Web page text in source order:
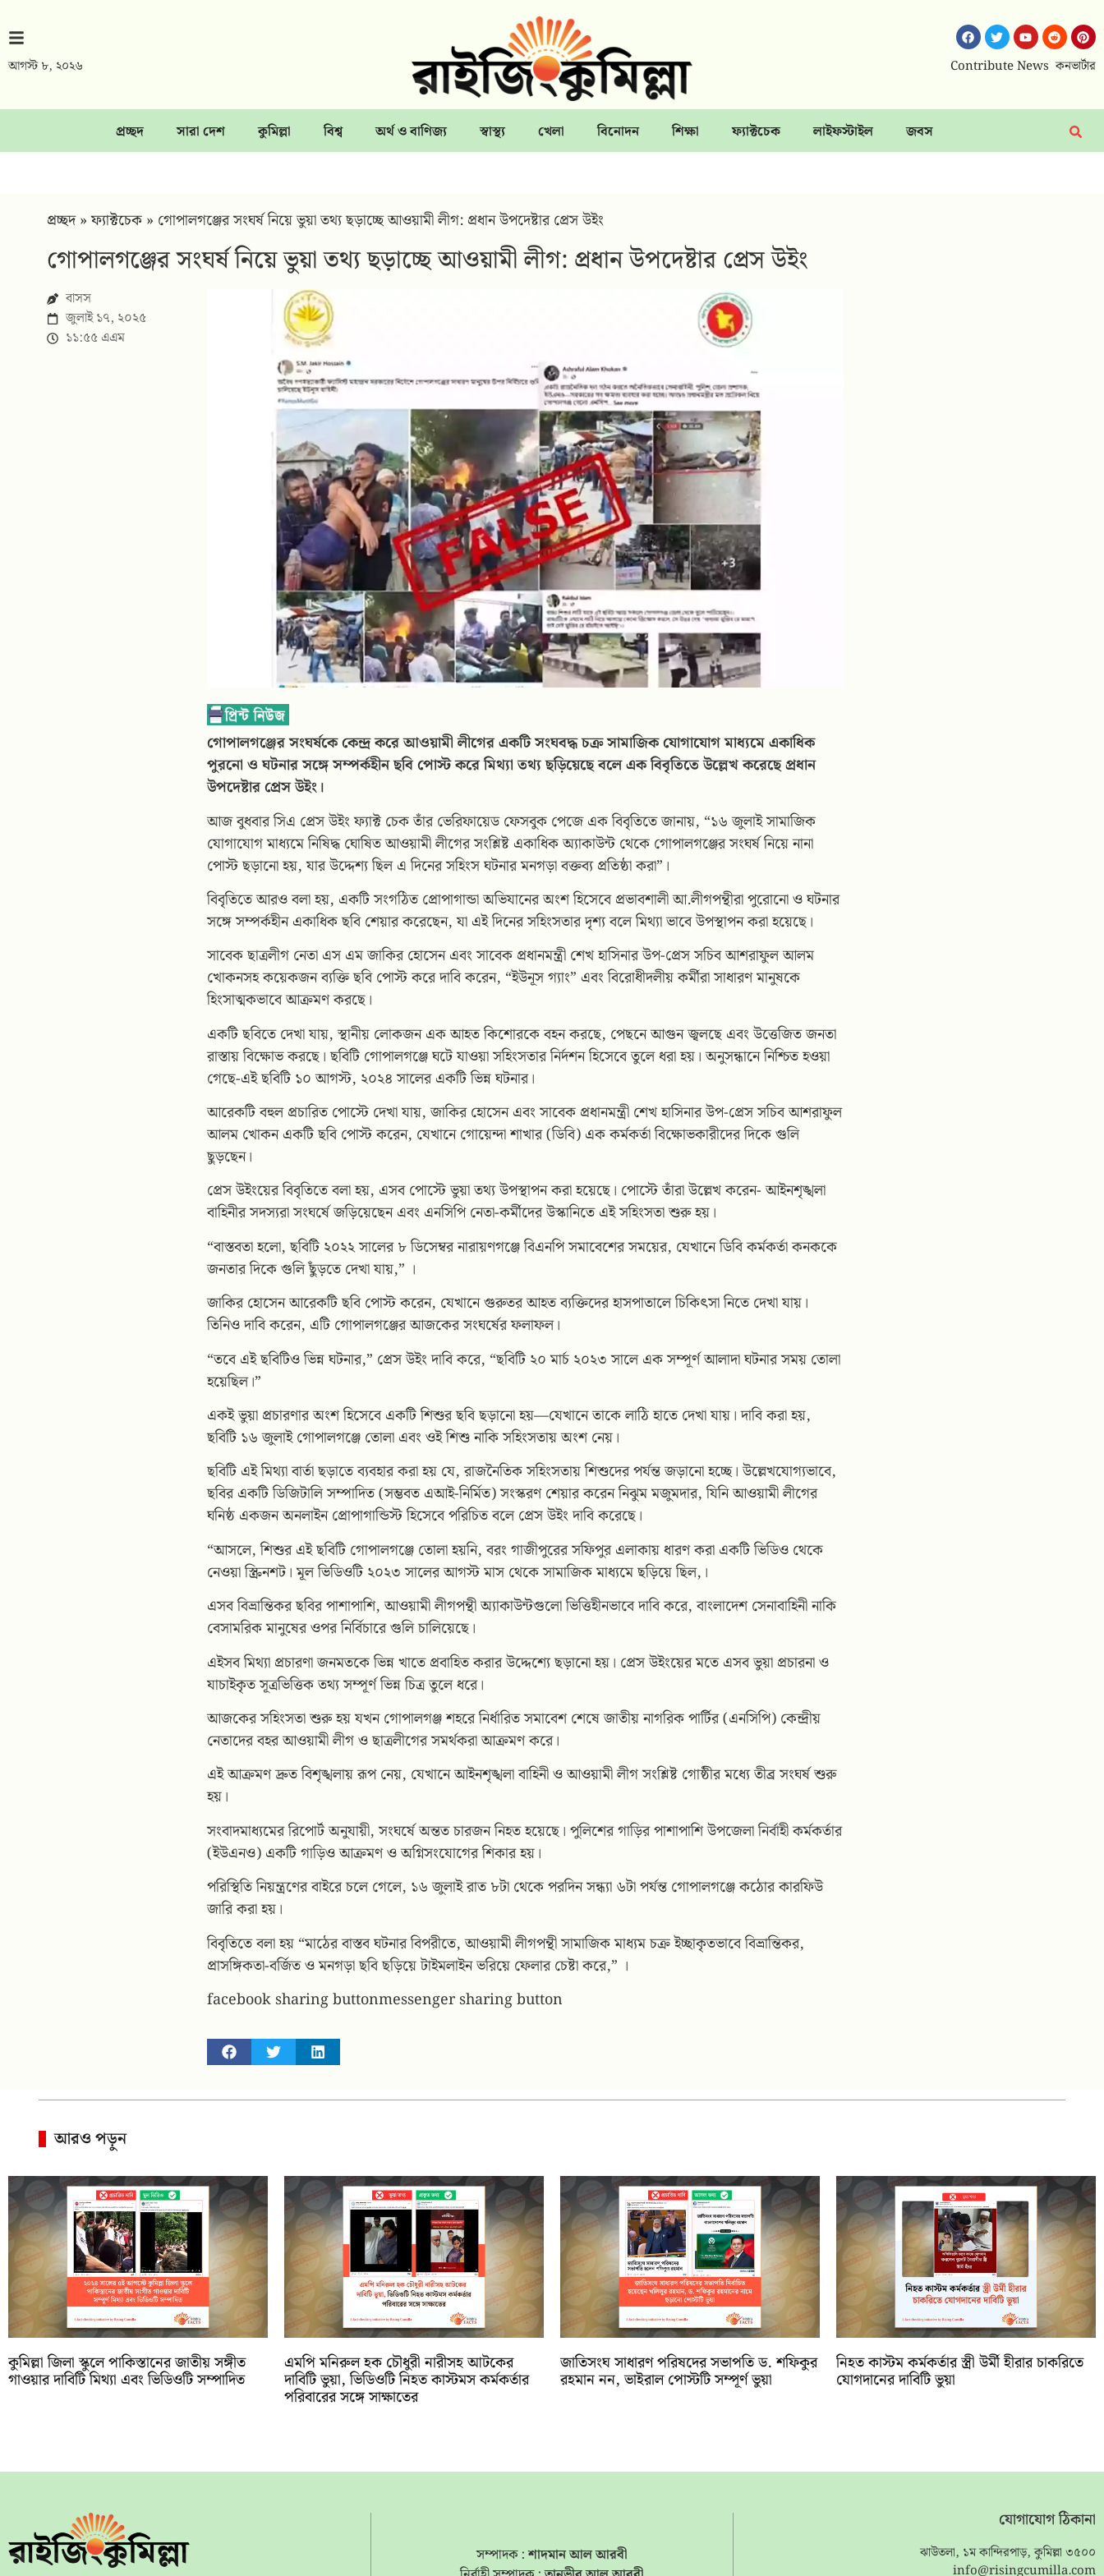
আগস্ট ৮, ২০২৬ Contribute News কনভার্টার
প্রচ্ছদ সারা দেশ কুমিল্লা বিশ্ব অর্থ ও বাণিজ্য স্বাস্থ্য খেলা বিনোদন শিক্ষা ফ্যাক্টচেক লাইফস্টাইল জবস
প্রচ্ছদ»ফ্যাক্টচেক » গোপালগঞ্জের সংঘর্ষ নিয়ে ভুয়া তথ্য ছড়াচ্ছে আওয়ামী লীগ: প্রধান উপদেষ্টার প্রেস উইং
গোপালগঞ্জের সংঘর্ষ নিয়ে ভুয়া তথ্য ছড়াচ্ছে আওয়ামী লীগ: প্রধান উপদেষ্টার প্রেস উইং
বাসস
জুলাই ১৭, ২০২৫
১১:৫৫ এএম
গোপালগঞ্জের সংঘর্ষকে কেন্দ্র করে আওয়ামী লীগের একটি সংঘবদ্ধ চক্র সামাজিক যোগাযোগ মাধ্যমে একাধিক
পুরনো ও ঘটনার সঙ্গে সম্পর্কহীন ছবি পোস্ট করে মিথ্যা তথ্য ছড়িয়েছে বলে এক বিবৃতিতে উল্লেখ করেছে প্রধান
উপদেষ্টার প্রেস উইং।
আজ বুধবার সিএ প্রেস উইং ফ্যাক্ট চেক তাঁর ভেরিফায়েড ফেসবুক পেজে এক বিবৃতিতে জানায়, “১৬ জুলাই সামাজিক
যোগাযোগ মাধ্যমে নিষিদ্ধ ঘোষিত আওয়ামী লীগের সংশ্লিষ্ট একাধিক অ্যাকাউন্ট থেকে গোপালগঞ্জের সংঘর্ষ নিয়ে নানা
পোস্ট ছড়ানো হয়, যার উদ্দেশ্য ছিল এ দিনের সহিংস ঘটনার মনগড়া বক্তব্য প্রতিষ্ঠা করা”।
বিবৃতিতে আরও বলা হয়, একটি সংগঠিত প্রোপাগান্ডা অভিযানের অংশ হিসেবে প্রভাবশালী আ.লীগপন্থীরা পুরোনো ও ঘটনার
সঙ্গে সম্পর্কহীন একাধিক ছবি শেয়ার করেছেন, যা এই দিনের সহিংসতার দৃশ্য বলে মিথ্যা ভাবে উপস্থাপন করা হয়েছে।
সাবেক ছাত্রলীগ নেতা এস এম জাকির হোসেন এবং সাবেক প্রধানমন্ত্রী শেখ হাসিনার উপ-প্রেস সচিব আশরাফুল আলম
খোকনসহ কয়েকজন ব্যক্তি ছবি পোস্ট করে দাবি করেন, “ইউনূস গ্যাং” এবং বিরোধীদলীয় কর্মীরা সাধারণ মানুষকে
হিংসাত্মকভাবে আক্রমণ করছে।
একটি ছবিতে দেখা যায়, স্থানীয় লোকজন এক আহত কিশোরকে বহন করছে, পেছনে আগুন জ্বলছে এবং উত্তেজিত জনতা
রাস্তায় বিক্ষোভ করছে। ছবিটি গোপালগঞ্জে ঘটে যাওয়া সহিংসতার নির্দশন হিসেবে তুলে ধরা হয়। অনুসন্ধানে নিশ্চিত হওয়া
গেছে-এই ছবিটি ১০ আগস্ট, ২০২৪ সালের একটি ভিন্ন ঘটনার।
আরেকটি বহুল প্রচারিত পোস্টে দেখা যায়, জাকির হোসেন এবং সাবেক প্রধানমন্ত্রী শেখ হাসিনার উপ-প্রেস সচিব আশরাফুল
আলম খোকন একটি ছবি পোস্ট করেন, যেখানে গোয়েন্দা শাখার (ডিবি) এক কর্মকর্তা বিক্ষোভকারীদের দিকে গুলি
ছুড়ছেন।
প্রেস উইংয়ের বিবৃতিতে বলা হয়, এসব পোস্টে ভুয়া তথ্য উপস্থাপন করা হয়েছে। পোস্টে তাঁরা উল্লেখ করেন- আইনশৃঙ্খলা
বাহিনীর সদস্যরা সংঘর্ষে জড়িয়েছেন এবং এনসিপি নেতা-কর্মীদের উস্কানিতে এই সহিংসতা শুরু হয়।
“বাস্তবতা হলো, ছবিটি ২০২২ সালের ৮ ডিসেম্বর নারায়ণগঞ্জে বিএনপি সমাবেশের সময়ের, যেখানে ডিবি কর্মকর্তা কনককে
জনতার দিকে গুলি ছুঁড়তে দেখা যায়,” ।
জাকির হোসেন আরেকটি ছবি পোস্ট করেন, যেখানে গুরুতর আহত ব্যক্তিদের হাসপাতালে চিকিৎসা নিতে দেখা যায়।
তিনিও দাবি করেন, এটি গোপালগঞ্জের আজকের সংঘর্ষের ফলাফল।
“তবে এই ছবিটিও ভিন্ন ঘটনার,” প্রেস উইং দাবি করে, “ছবিটি ২০ মার্চ ২০২৩ সালে এক সম্পূর্ণ আলাদা ঘটনার সময় তোলা
হয়েছিল।”
একই ভুয়া প্রচারণার অংশ হিসেবে একটি শিশুর ছবি ছড়ানো হয়—যেখানে তাকে লাঠি হাতে দেখা যায়। দাবি করা হয়,
ছবিটি ১৬ জুলাই গোপালগঞ্জে তোলা এবং ওই শিশু নাকি সহিংসতায় অংশ নেয়।
ছবিটি এই মিথ্যা বার্তা ছড়াতে ব্যবহার করা হয় যে, রাজনৈতিক সহিংসতায় শিশুদের পর্যন্ত জড়ানো হচ্ছে। উল্লেখযোগ্যভাবে,
ছবির একটি ডিজিটালি সম্পাদিত (সম্ভবত এআই-নির্মিত) সংস্করণ শেয়ার করেন নিঝুম মজুমদার, যিনি আওয়ামী লীগের
ঘনিষ্ঠ একজন অনলাইন প্রোপাগান্ডিস্ট হিসেবে পরিচিত বলে প্রেস উইং দাবি করেছে।
“আসলে, শিশুর এই ছবিটি গোপালগঞ্জে তোলা হয়নি, বরং গাজীপুরের সফিপুর এলাকায় ধারণ করা একটি ভিডিও থেকে
নেওয়া স্ক্রিনশট। মূল ভিডিওটি ২০২৩ সালের আগস্ট মাস থেকে সামাজিক মাধ্যমে ছড়িয়ে ছিল,।
এসব বিভ্রান্তিকর ছবির পাশাপাশি, আওয়ামী লীগপন্থী অ্যাকাউন্টগুলো ভিত্তিহীনভাবে দাবি করে, বাংলাদেশ সেনাবাহিনী নাকি
বেসামরিক মানুষের ওপর নির্বিচারে গুলি চালিয়েছে।
এইসব মিথ্যা প্রচারণা জনমতকে ভিন্ন খাতে প্রবাহিত করার উদ্দেশ্যে ছড়ানো হয়। প্রেস উইংয়ের মতে এসব ভুয়া প্রচারনা ও
যাচাইকৃত সূত্রভিত্তিক তথ্য সম্পূর্ণ ভিন্ন চিত্র তুলে ধরে।
আজকের সহিংসতা শুরু হয় যখন গোপালগঞ্জ শহরে নির্ধারিত সমাবেশ শেষে জাতীয় নাগরিক পার্টির (এনসিপি) কেন্দ্রীয়
নেতাদের বহর আওয়ামী লীগ ও ছাত্রলীগের সমর্থকরা আক্রমণ করে।
এই আক্রমণ দ্রুত বিশৃঙ্খলায় রূপ নেয়, যেখানে আইনশৃঙ্খলা বাহিনী ও আওয়ামী লীগ সংশ্লিষ্ট গোষ্ঠীর মধ্যে তীব্র সংঘর্ষ শুরু
হয়।
সংবাদমাধ্যমের রিপোর্ট অনুযায়ী, সংঘর্ষে অন্তত চারজন নিহত হয়েছে। পুলিশের গাড়ির পাশাপাশি উপজেলা নির্বাহী কর্মকর্তার
(ইউএনও) একটি গাড়িও আক্রমণ ও অগ্নিসংযোগের শিকার হয়।
পরিস্থিতি নিয়ন্ত্রণের বাইরে চলে গেলে, ১৬ জুলাই রাত ৮টা থেকে পরদিন সন্ধ্যা ৬টা পর্যন্ত গোপালগঞ্জে কঠোর কারফিউ
জারি করা হয়।
বিবৃতিতে বলা হয় “মাঠের বাস্তব ঘটনার বিপরীতে, আওয়ামী লীগপন্থী সামাজিক মাধ্যম চক্র ইচ্ছাকৃতভাবে বিভ্রান্তিকর,
প্রাসঙ্গিকতা-বর্জিত ও মনগড়া ছবি ছড়িয়ে টাইমলাইন ভরিয়ে ফেলার চেষ্টা করে,” ।
facebook sharing buttonmessenger sharing button
আরও পড়ুন
কুমিল্লা জিলা স্কুলে পাকিস্তানের জাতীয় সঙ্গীত
গাওয়ার দাবিটি মিথ্যা এবং ভিডিওটি সম্পাদিত
এমপি মনিরুল হক চৌধুরী নারীসহ আটকের
দাবিটি ভুয়া, ভিডিওটি নিহত কাস্টমস কর্মকর্তার
পরিবারের সঙ্গে সাক্ষাতের
জাতিসংঘ সাধারণ পরিষদের সভাপতি ড. শফিকুর
রহমান নন, ভাইরাল পোস্টটি সম্পূর্ণ ভুয়া
নিহত কাস্টম কর্মকর্তার স্ত্রী উর্মী হীরার চাকরিতে
যোগদানের দাবিটি ভুয়া
সম্পাদক :শাদমান আল আরবী
যোগাযোগ ঠিকানা
ঝাউতলা, ১ম কান্দিরপাড়, কুমিল্লা ৩৫০০
info@risingcumilla.com